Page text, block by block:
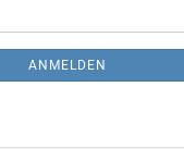
ANMELDEN